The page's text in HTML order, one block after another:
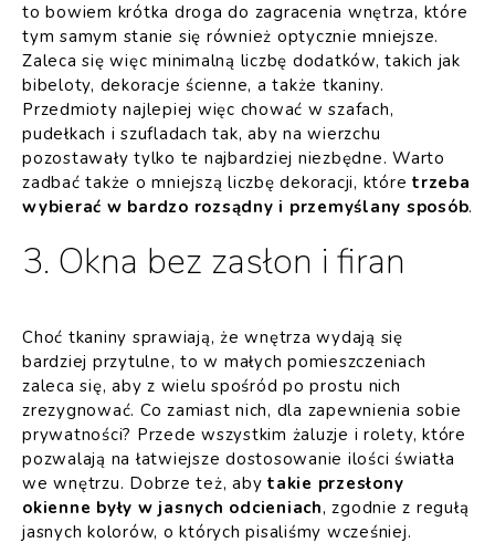
to bowiem krótka droga do zagracenia wnętrza, które
tym samym stanie się również optycznie mniejsze.
Zaleca się więc minimalną liczbę dodatków, takich jak
bibeloty, dekoracje ścienne, a także tkaniny.
Przedmioty najlepiej więc chować w szafach,
pudełkach i szufladach tak, aby na wierzchu
pozostawały tylko te najbardziej niezbędne. Warto
zadbać także o mniejszą liczbę dekoracji, które trzeba
wybierać w bardzo rozsądny i przemyślany sposób.
3. Okna bez zasłon i firan
Choć tkaniny sprawiają, że wnętrza wydają się
bardziej przytulne, to w małych pomieszczeniach
zaleca się, aby z wielu spośród po prostu nich
zrezygnować. Co zamiast nich, dla zapewnienia sobie
prywatności? Przede wszystkim żaluzje i rolety, które
pozwalają na łatwiejsze dostosowanie ilości światła
we wnętrzu. Dobrze też, aby takie przesłony
okienne były w jasnych odcieniach, zgodnie z regułą
jasnych kolorów, o których pisaliśmy wcześniej.